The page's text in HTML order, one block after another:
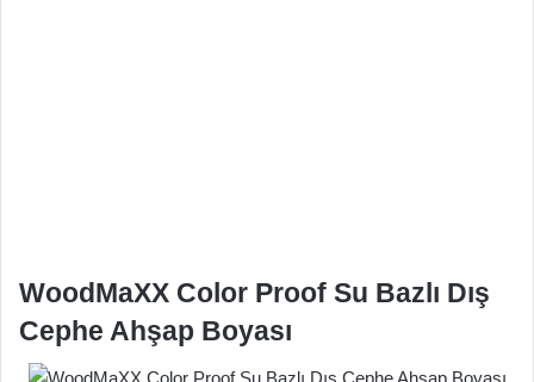
WoodMaXX Color Proof Su Bazlı Dış
Cephe Ahşap Boyası